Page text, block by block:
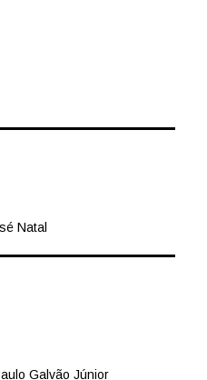
Natal
Galvão Júnior